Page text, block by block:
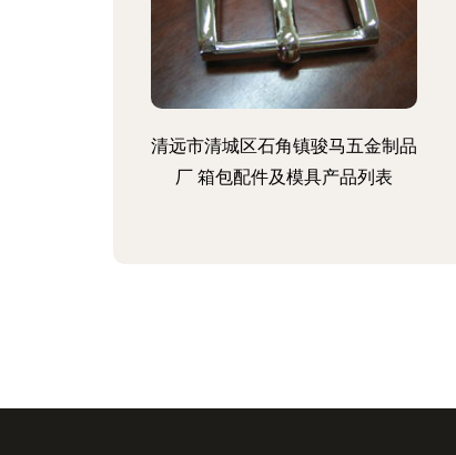
清远市清城区石角镇骏马五金制品
厂 箱包配件及模具产品列表